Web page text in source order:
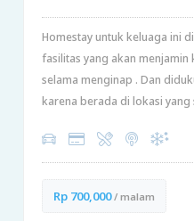
Homestay untuk keluaga ini
fasilitas yang akan menjamin
selama menginap . Dan
karena berada di lokasi yang
Rp 700,000/ malam